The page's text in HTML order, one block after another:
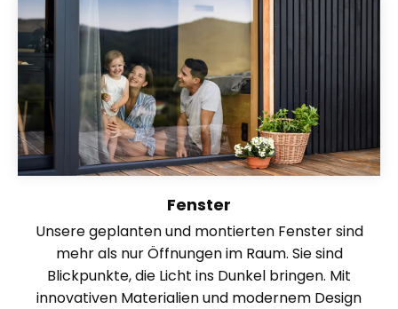
Fenster
Unsere geplanten und montierten Fenster sind
mehr als nur Öffnungen im Raum. Sie sind
Blickpunkte, die Licht ins Dunkel bringen. Mit
innovativen Materialien und modernem Design